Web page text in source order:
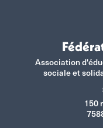
Association
sociale et
150